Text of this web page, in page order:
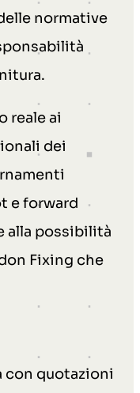
normative
reale ai
dei
e forward
alla possibilità
Fixing che
quotazioni